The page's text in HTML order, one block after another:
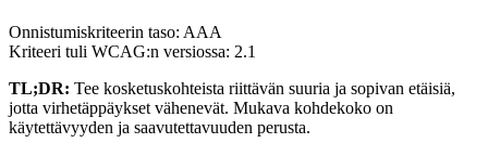
Onnistumiskriteerin taso: AAA
Kriteeri tuli WCAG:n versiossa: 2.1
TL;DR: Tee kosketuskohteista riittävän suuria ja sopivan etäisiä,
jotta virhetäppäykset vähenevät. Mukava kohdekoko on
käytettävyyden ja saavutettavuuden perusta.